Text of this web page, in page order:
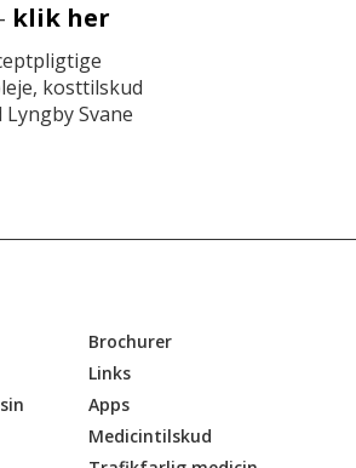
klik her
kosttilskud
Svane
Brochurer
Links
Apps
Medicintilskud